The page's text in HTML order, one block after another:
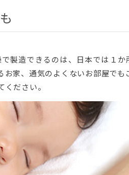
製造できるのは、日本では１
家、通気のよくないお部屋でも
ださい。